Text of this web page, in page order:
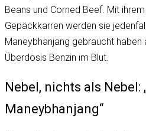
Beans und Corned Beef. Mit
Gepäckkarren werden sie
Maneybhanjang gebraucht
Überdosis Benzin im Blut.
Nebel, nichts als Nebel:
Maneybhanjang“